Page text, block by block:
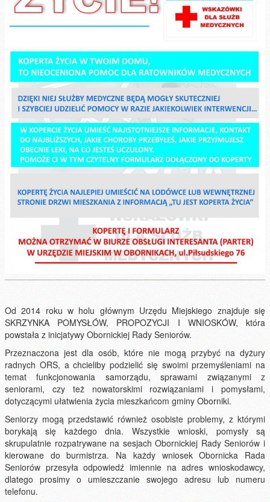
Od 2014 roku w holu głównym Urzędu Miejskiego znajduje się
SKRZYNKA POMYSŁÓW, PROPOZYCJI I WNIOSKÓW, która
powstała z inicjatywy Obornickiej Rady Seniorów.
Przeznaczona jest dla osób, które nie mogą przybyć na dyżury
radnych ORS, a chcieliby podzielić się swoimi przemyśleniami na
temat funkcjonowania samorządu, sprawami związanymi z
seniorami, czy też nowatorskimi rozwiązaniami i pomysłami,
dotyczącymi ułatwienia życia mieszkańcom gminy Oborniki.
Seniorzy mogą przedstawić również osobiste problemy, z którymi
borykają się każdego dnia. Wszystkie wnioski, pomysły są
skrupulatnie rozpatrywane na sesjach Obornickiej Rady Seniorów i
kierowane do burmistrza. Na każdy wniosek Obornicka Rada
Seniorów przesyła odpowiedź imiennie na adres wnioskodawcy,
dlatego prosimy o umieszczanie swojego adresu lub numeru
telefonu.